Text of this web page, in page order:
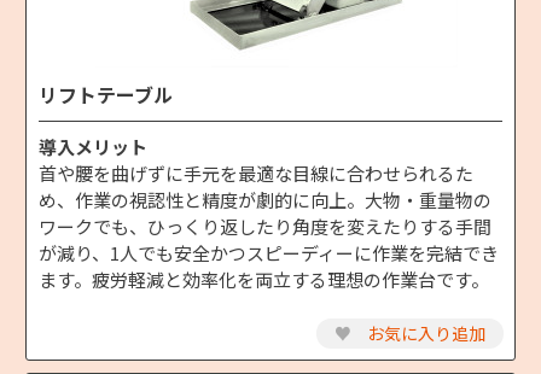
リフトテーブル
導入メリット
首や腰を曲げずに手元を最適な目線に合わせられるた
め、作業の視認性と精度が劇的に向上。大物・重量物の
ワークでも、ひっくり返したり角度を変えたりする手間
が減り、1人でも安全かつスピーディーに作業を完結でき
ます。疲労軽減と効率化を両立する理想の作業台です。
♥ お気に入り追加